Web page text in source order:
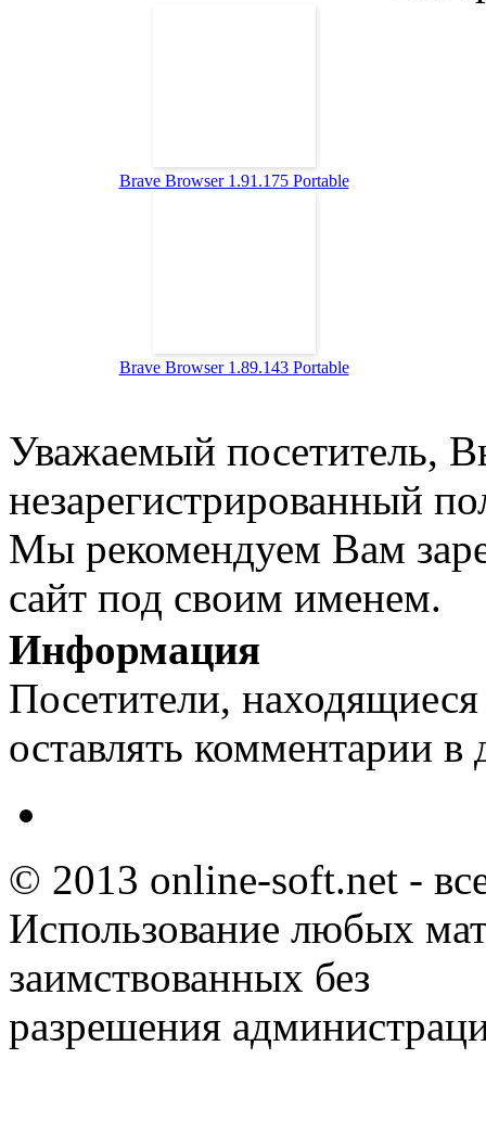
Brave Browser 1.91.175 Portable
Brave Browser 1.89.143 Portable
Уважаемый посетитель,
незарегистрированный
Мы рекомендуем Вам
сайт под своим именем.
Информация
Посетители,
оставлять комментарии в
© 2013 online-soft.net -
Использование любых
заимствованных без
разрешения